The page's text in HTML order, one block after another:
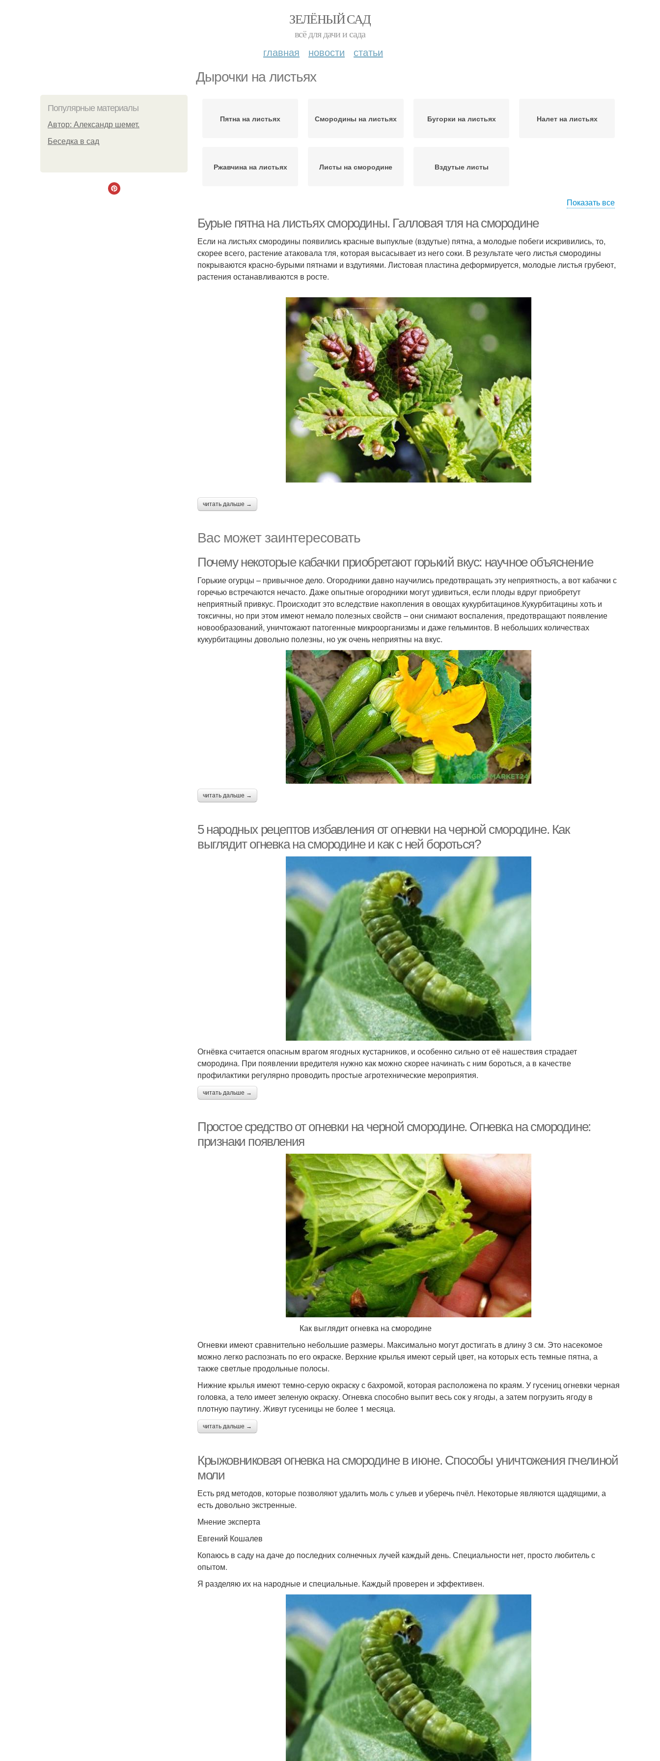
ЗЕЛЁНЫЙ САД
всё для дачи и сада
главная новости статьи
Дырочки на листьях
Популярные материалы
Автор: Александр шемет.
Беседка в сад
Пятна на листьях Смородины на листьях Бугорки на листьях Налет на листьях
Ржавчина на листьях Листы на смородине Вздутые листы
Показать все
Бурые пятна на листьях смородины. Галловая тля на смородине
Если на листьях смородины появились красные выпуклые (вздутые) пятна, а молодые побеги искривились, то,
скорее всего, растение атаковала тля, которая высасывает из него соки. В результате чего листья смородины
покрываются красно-бурыми пятнами и вздутиями. Листовая пластина деформируется, молодые листья грубеют,
растения останавливаются в росте.
читать дальше →
Вас может заинтересовать
Почему некоторые кабачки приобретают горький вкус: научное объяснение
Горькие огурцы – привычное дело. Огородники давно научились предотвращать эту неприятность, а вот кабачки с
горечью встречаются нечасто. Даже опытные огородники могут удивиться, если плоды вдруг приобретут
неприятный привкус. Происходит это вследствие накопления в овощах кукурбитацинов.Кукурбитацины хоть и
токсичны, но при этом имеют немало полезных свойств – они снимают воспаления, предотвращают появление
новообразований, уничтожают патогенные микроорганизмы и даже гельминтов. В небольших количествах
кукурбитацины довольно полезны, но уж очень неприятны на вкус.
читать дальше →
5 народных рецептов избавления от огневки на черной смородине. Как
выглядит огневка на смородине и как с ней бороться?
Огнёвка считается опасным врагом ягодных кустарников, и особенно сильно от её нашествия страдает
смородина. При появлении вредителя нужно как можно скорее начинать с ним бороться, а в качестве
профилактики регулярно проводить простые агротехнические мероприятия.
читать дальше →
Простое средство от огневки на черной смородине. Огневка на смородине:
признаки появления
Как выглядит огневка на смородине
Огневки имеют сравнительно небольшие размеры. Максимально могут достигать в длину 3 см. Это насекомое
можно легко распознать по его окраске. Верхние крылья имеют серый цвет, на которых есть темные пятна, а
также светлые продольные полосы.
Нижние крылья имеют темно-серую окраску с бахромой, которая расположена по краям. У гусениц огневки черная
головка, а тело имеет зеленую окраску. Огневка способно выпит весь сок у ягоды, а затем погрузить ягоду в
плотную паутину. Живут гусеницы не более 1 месяца.
читать дальше →
Крыжовниковая огневка на смородине в июне. Способы уничтожения пчелиной
моли
Есть ряд методов, которые позволяют удалить моль с ульев и уберечь пчёл. Некоторые являются щадящими, а
есть довольно экстренные.
Мнение эксперта
Евгений Кошалев
Копаюсь в саду на даче до последних солнечных лучей каждый день. Специальности нет, просто любитель с
опытом.
Я разделяю их на народные и специальные. Каждый проверен и эффективен.